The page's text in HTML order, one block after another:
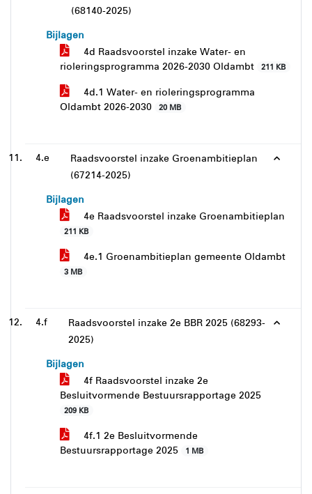
(68140-2025)
Bijlagen
4d Raadsvoorstel inzake Water- en
rioleringsprogramma 2026-2030 Oldambt
211 KB
4d.1 Water- en rioleringsprogramma
Oldambt 2026-2030
20 MB
4.e
Raadsvoorstel inzake Groenambitieplan
(67214-2025)
Bijlagen
4e Raadsvoorstel inzake Groenambitieplan
211 KB
4e.1 Groenambitieplan gemeente Oldambt
3 MB
4.f
Raadsvoorstel inzake 2e BBR 2025 (68293-
2025)
Bijlagen
4f Raadsvoorstel inzake 2e
Besluitvormende Bestuursrapportage 2025
209 KB
4f.1 2e Besluitvormende
Bestuursrapportage 2025
1 MB